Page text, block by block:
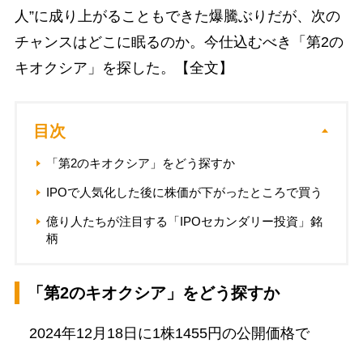
人”に成り上がることもできた爆騰ぶりだが、次の
チャンスはどこに眠るのか。今仕込むべき「第2の
キオクシア」を探した。【全文】
目次
「第2のキオクシア」をどう探すか
IPOで人気化した後に株価が下がったところで買う
億り人たちが注目する「IPOセカンダリー投資」銘
柄
「第2のキオクシア」をどう探すか
2024年12月18日に1株1455円の公開価格で